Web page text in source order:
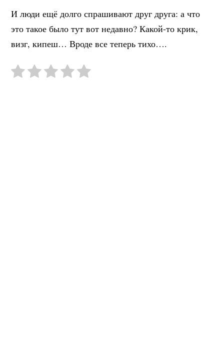
И люди ещё долго спрашивают друг друга: а что
это такое было тут вот недавно? Какой-то крик,
визг, кипеш… Вроде все теперь тихо….